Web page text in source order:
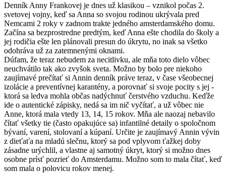
Denník Anny Frankovej je dnes už klasikou – vznikol počas 2.
svetovej vojny, keď sa Anna so svojou rodinou ukrývala pred
Nemcami 2 roky v zadnom trakte jedného amsterdamského domu.
Začína sa bezprostredne predtým, keď Anna ešte chodila do školy a
jej rodičia ešte len plánovali presun do úkrytu, no inak sa všetko
odohráva už za zatemnenými oknami.
Dúfam, že teraz nebudem za necitlivku, ale mňa toto dielo vôbec
neuchvátilo tak ako zvyšok sveta. Možno by bolo pre niekoho
zaujímavé prečítať si Annin denník práve teraz, v čase všeobecnej
izolácie a preventívnej karantény, a porovnať si svoje pocity s jej -
ktorá sa ledva mohla občas nadýchnuť čerstvého vzduchu. Keďže
ide o autentické zápisky, nedá sa im nič vyčítať, a už vôbec nie
Anne, ktorá mala vtedy 13, 14, 15 rokov. Mňa ale naozaj nebavilo
čítať všetky tie (často opakujúce sa) infantilné detaily o spoločnom
bývaní, varení, stolovaní a kúpaní. Určite je zaujímavý Annin vývin
z dieťaťa na mladú slečnu, ktorý sa pod vplyvom ťažkej doby
zásadne urýchlil, a vlastne aj samotný úkryt, ktorý si možno dnes
osobne prísť pozrieť do Amsterdamu. Možno som to mala čítať, keď
som mala o polovicu rokov menej.